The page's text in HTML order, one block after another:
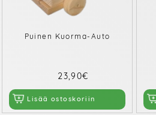
Puinen Kuorma-Auto
23,90€
Lisää ostoskoriin